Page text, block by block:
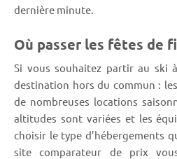
dernière minute.
Où passer les fêtes de
Si vous souhaitez partir au ski
destination hors du commun :
de nombreuses locations
altitudes sont variées et les
choisir le type d’hébergements
site comparateur de prix